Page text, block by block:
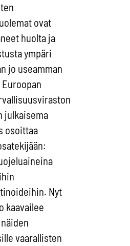
ovat
huolta ja
ympäri
jo useamman
julkaisema
osoittaa
Nyt
kaavailee
vaarallisten